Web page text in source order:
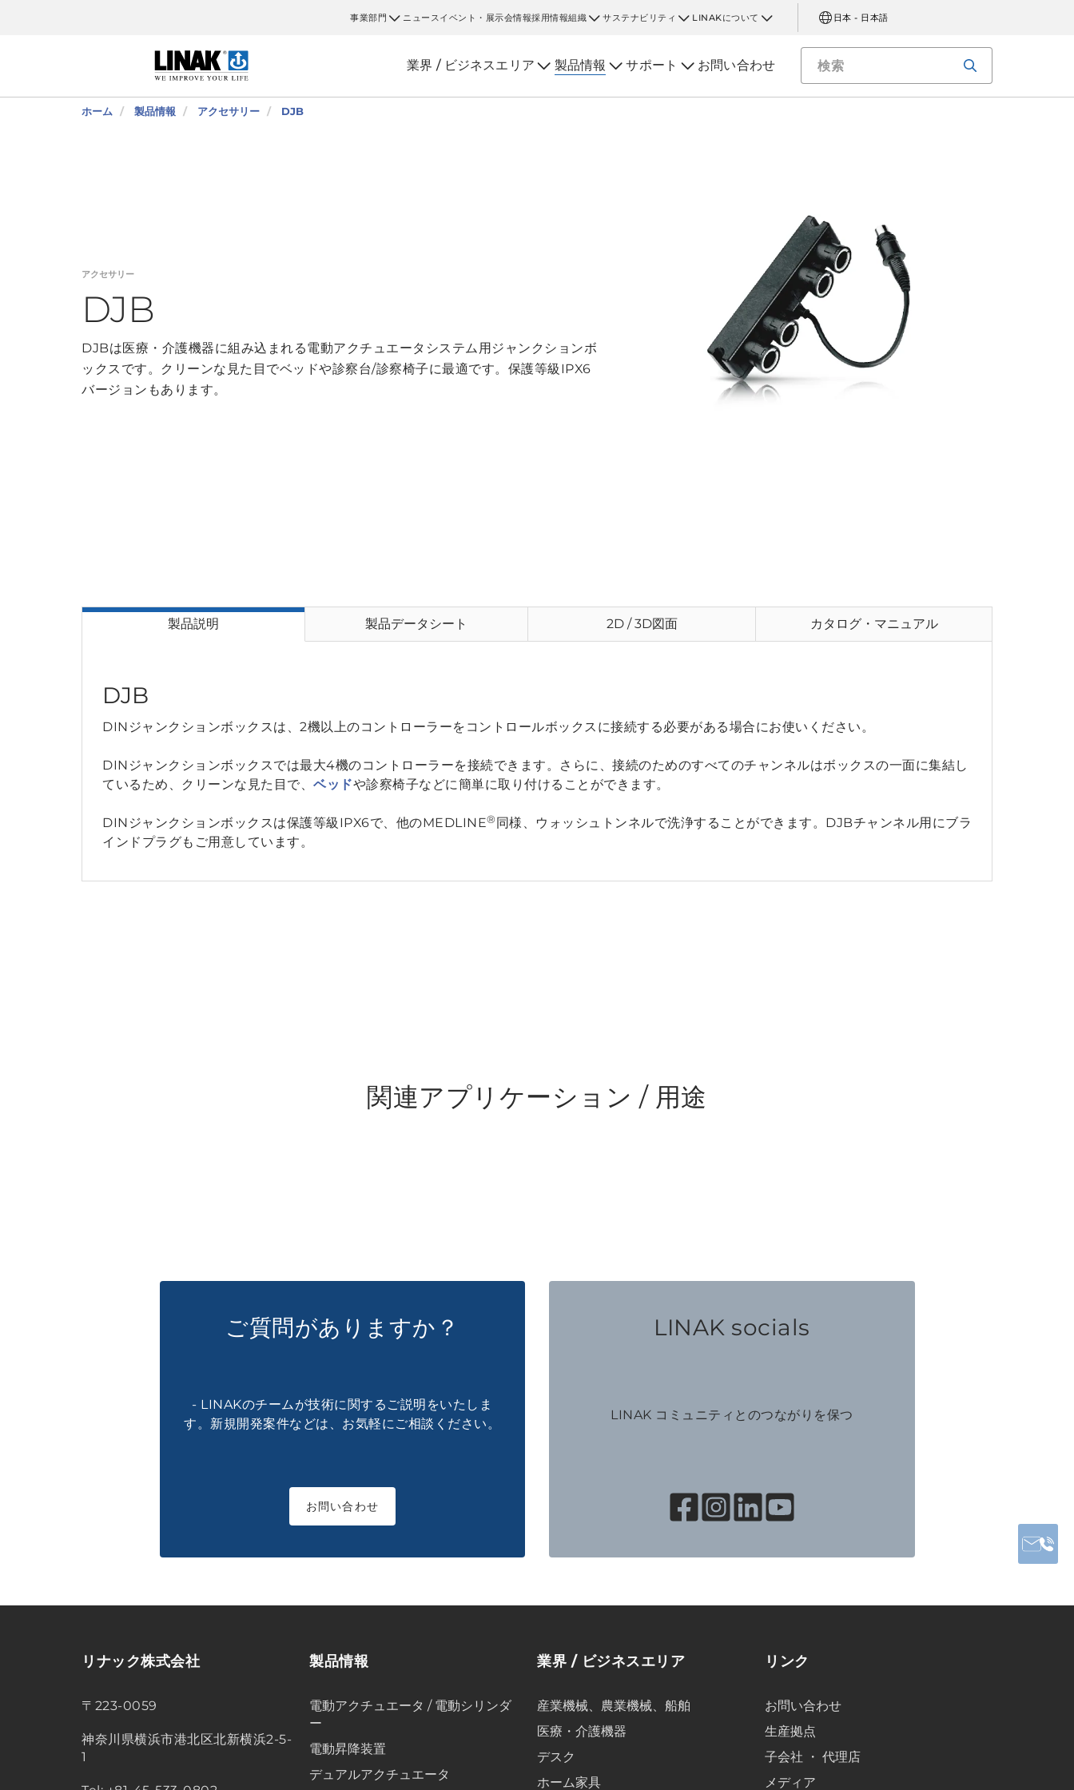
事業部門 ニュース イベント・展示会情報採用情報組織 サステナビリティ LINAKについて 日本 - 日本語
業界 / ビジネスエリア 製品情報 サポート お問い合わせ
ホーム 製品情報 アクセサリー DJB
アクセサリー
DJB
DJBは医療・介護機器に組み込まれる電動アクチュエータシステム用ジャンクションボ
ックスです。クリーンな見た目でベッドや診察台/診察椅子に最適です。保護等級IPX6
バージョンもあります。
製品説明 製品データシート 2D / 3D図面 カタログ・マニュアル
DJB
DINジャンクションボックスは、2機以上のコントローラーをコントロールボックスに接続する必要がある場合にお使いください。
DINジャンクションボックスでは最大4機のコントローラーを接続できます。さらに、接続のためのすべてのチャンネルはボックスの一面に集結し
ているため、クリーンな見た目で、 ベッドや診察椅子などに簡単に取り付けることができます。
DINジャンクションボックスは保護等級IPX6で、他のMEDLINE®同様、ウォッシュトンネルで洗浄することができます。DJBチャンネル用にブラ
インドプラグもご用意しています。
関連アプリケーション / 用途
ご質問がありますか？
- LINAKのチームが技術に関するご説明をいたしま
す。新規開発案件などは、お気軽にご相談ください。
お問い合わせ
LINAK socials
LINAK コミュニティとのつながりを保つ
リナック株式会社
〒223-0059
神奈川県横浜市港北区北新横浜2-5-
1
製品情報
電動アクチュエータ / 電動シリンダ
ー
電動昇降装置
デュアルアクチュエータ
業界 / ビジネスエリア
産業機械、農業機械、船舶
医療・介護機器
デスク
ホーム家具
リンク
お問い合わせ
生産拠点
子会社 ・ 代理店
メディア